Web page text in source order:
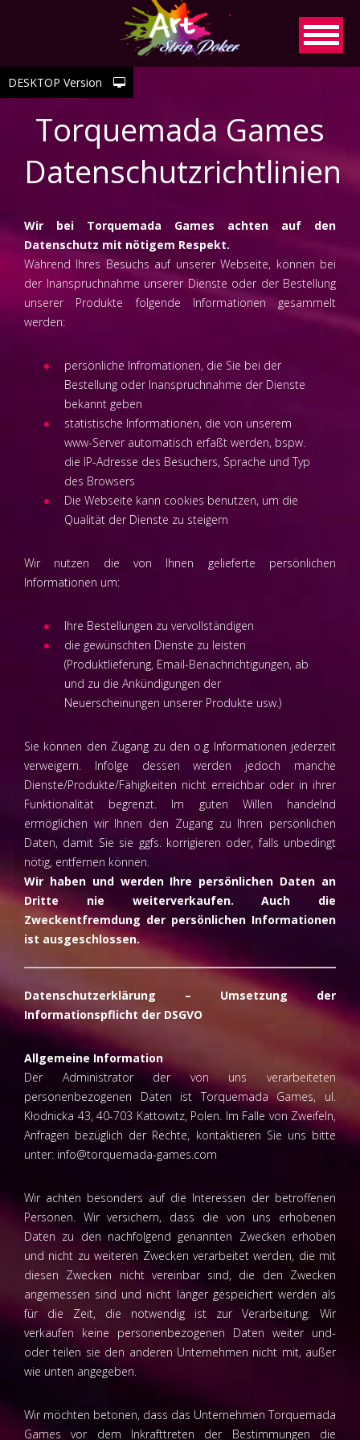
DESKTOP Version
Torquemada Games
Datenschutzrichtlinien
Wir bei Torquemada Games achten auf den
Datenschutz mit nötigem Respekt.
Während Ihres Besuchs auf unserer Webseite, können bei
der Inanspruchnahme unserer Dienste oder der Bestellung
unserer Produkte folgende Informationen gesammelt
werden:
persönliche Infromationen, die Sie bei der
Bestellung oder Inanspruchnahme der Dienste
bekannt geben
statistische Informationen, die von unserem
www-Server automatisch erfaßt werden, bspw.
die IP-Adresse des Besuchers, Sprache und Typ
des Browsers
Die Webseite kann cookies benutzen, um die
Qualität der Dienste zu steigern
Wir nutzen die von Ihnen gelieferte persönlichen
Informationen um:
Ihre Bestellungen zu vervollständigen
die gewünschten Dienste zu leisten
(Produktlieferung, Email-Benachrichtigungen, ab
und zu die Ankündigungen der
Neuerscheinungen unserer Produkte usw.)
Sie können den Zugang zu den o.g Informationen jederzeit
verweigern. Infolge dessen werden jedoch manche
Dienste/Produkte/Fähigkeiten nicht erreichbar oder in ihrer
Funktionalität begrenzt. Im guten Willen handelnd
ermöglichen wir Ihnen den Zugang zu Ihren persönlichen
Daten, damit Sie sie ggfs. korrigieren oder, falls unbedingt
nötig, entfernen können.
Wir haben und werden Ihre persönlichen Daten an
Dritte nie weiterverkaufen. Auch die
Zweckentfremdung der persönlichen Informationen
ist ausgeschlossen.
Datenschutzerklärung – Umsetzung der
Informationspflicht der DSGVO
Allgemeine Information
Der Administrator der von uns verarbeiteten
personenbezogenen Daten ist Torquemada Games, ul.
Kłodnicka 43, 40-703 Kattowitz, Polen. Im Falle von Zweifeln,
Anfragen bezüglich der Rechte, kontaktieren Sie uns bitte
unter: info@torquemada-games.com
Wir achten besonders auf die Interessen der betroffenen
Personen. Wir versichern, dass die von uns erhobenen
Daten zu den nachfolgend genannten Zwecken erhoben
und nicht zu weiteren Zwecken verarbeitet werden, die mit
diesen Zwecken nicht vereinbar sind, die den Zwecken
angemessen sind und nicht länger gespeichert werden als
für die Zeit, die notwendig ist zur Verarbeitung. Wir
verkaufen keine personenbezogenen Daten weiter und-
oder teilen sie den anderen Unternehmen nicht mit, außer
wie unten angegeben.
Wir möchten betonen, dass das Unternehmen Torquemada
Games vor dem Inkrafttreten der Bestimmungen die